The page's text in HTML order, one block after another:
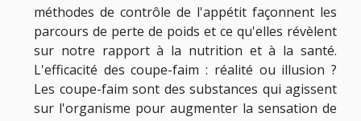
méthodes de contrôle de l'appétit façonnent les
parcours de perte de poids et ce qu'elles révèlent
sur notre rapport à la nutrition et à la santé.
L'efficacité des coupe-faim : réalité ou illusion ?
Les coupe-faim sont des substances qui agissent
sur l'organisme pour augmenter la sensation de